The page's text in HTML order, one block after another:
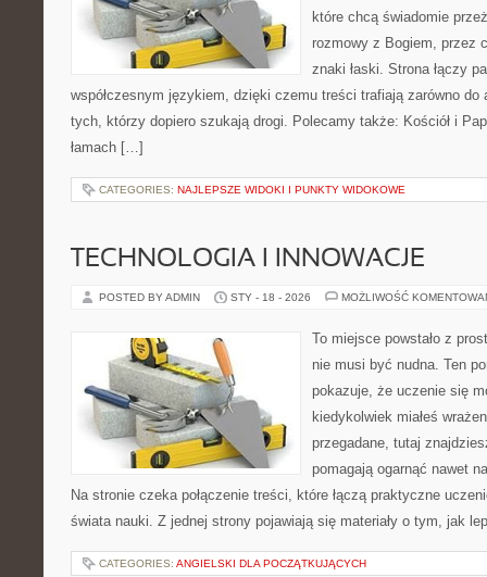
które chcą świadomie
rozmowy z Bogiem, przez
znaki łaski. Strona łączy
współczesnym językiem, dzięki czemu treści trafiają zarówno
tych, którzy dopiero szukają drogi. Polecamy także: Kościół i
łamach […]
CATEGORIES: NAJLEPSZE WIDOKI I PUNKTY WIDOKOWE
TECHNOLOGIA I INNOWACJE
POSTED BY ADMIN STY - 18 - 2026 MOŻLIWOŚĆ
To miejsce powstało z
nie musi być nudna. Ten
pokazuje, że uczenie się
kiedykolwiek miałeś
przegadane, tutaj
pomagają ogarnąć nawet
Na stronie czeka połączenie treści, które łączą praktyczne
świata nauki. Z jednej strony pojawiają się materiały o tym, jak
CATEGORIES: ANGIELSKI DLA POCZĄTKUJĄCYCH